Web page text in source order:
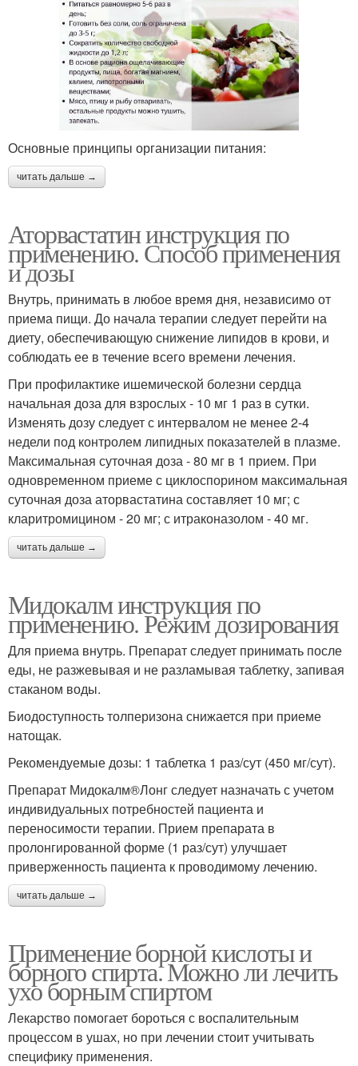
Основные принципы организации питания:
читать дальше →
Аторвастатин инструкция по
применению. Способ применения
и дозы
Внутрь, принимать в любое время дня, независимо от
приема пищи. До начала терапии следует перейти на
диету, обеспечивающую снижение липидов в крови, и
соблюдать ее в течение всего времени лечения.
При профилактике ишемической болезни сердца
начальная доза для взрослых - 10 мг 1 раз в сутки.
Изменять дозу следует с интервалом не менее 2-4
недели под контролем липидных показателей в плазме.
Максимальная суточная доза - 80 мг в 1 прием. При
одновременном приеме с циклоспорином максимальная
суточная доза аторвастатина составляет 10 мг; с
кларитромицином - 20 мг; с итраконазолом - 40 мг.
читать дальше →
Мидокалм инструкция по
применению. Режим дозирования
Для приема внутрь. Препарат следует принимать после
еды, не разжевывая и не разламывая таблетку, запивая
стаканом воды.
Биодоступность толперизона снижается при приеме
натощак.
Рекомендуемые дозы: 1 таблетка 1 раз/сут (450 мг/сут).
Препарат Мидокалм®Лонг следует назначать с учетом
индивидуальных потребностей пациента и
переносимости терапии. Прием препарата в
пролонгированной форме (1 раз/сут) улучшает
приверженность пациента к проводимому лечению.
читать дальше →
Применение борной кислоты и
борного спирта. Можно ли лечить
ухо борным спиртом
Лекарство помогает бороться с воспалительным
процессом в ушах, но при лечении стоит учитывать
специфику применения.